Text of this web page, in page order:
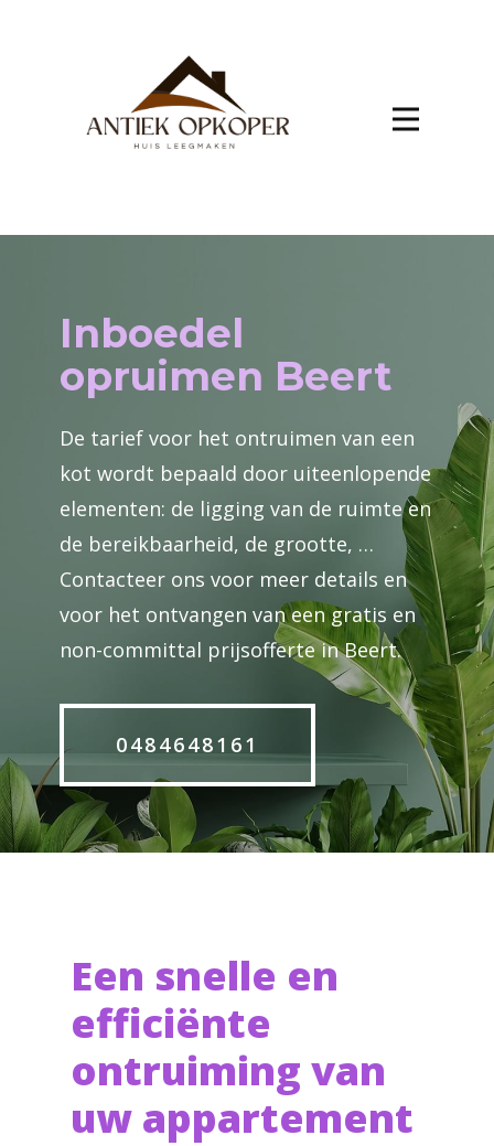
Inboedel
opruimen Beert
De tarief voor het ontruimen van een
kot wordt bepaald door uiteenlopende
elementen: de ligging van de ruimte en
de bereikbaarheid, de grootte, …
Contacteer ons voor meer details en
voor het ontvangen van een gratis en
non-committal prijsofferte in Beert.
0484648161
Een snelle en
efficiënte
ontruiming van
uw appartement